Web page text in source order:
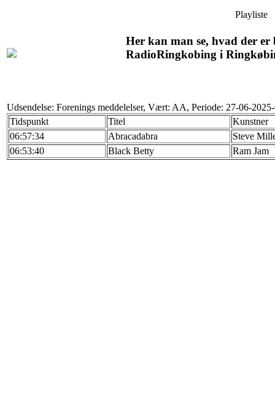
Playliste
Her kan man se, hvad der er
RadioRingkobing i
Udsendelse: Forenings meddelelser, Vært: AA, Periode: 27-06-
Tidspunkt
Titel
Kunstner
06:57:34
Abracadabra
Steve
06:53:40
Black Betty Ram Jam